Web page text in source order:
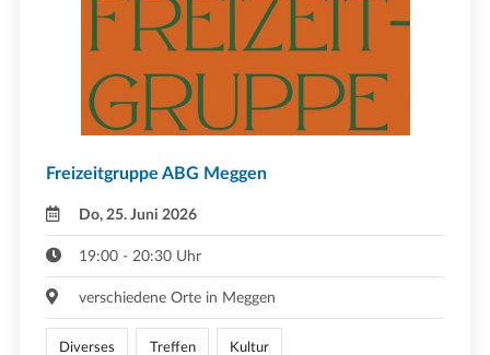
Freizeitgruppe ABG Meggen
Do, 25. Juni 2026
19:00 - 20:30 Uhr
verschiedene Orte in Meggen
Diverses Treffen Kultur